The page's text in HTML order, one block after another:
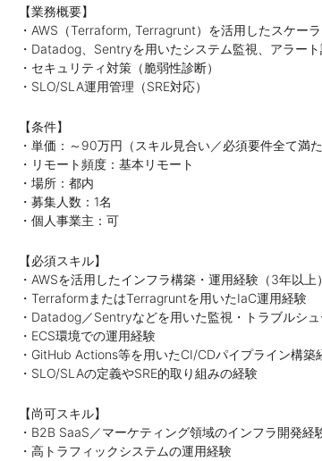
【業務概要】
・AWS（Terraform, Terragrunt）を活用したスケー
・Datadog、Sentryを用いたシステム監視、アラー
・セキュリティ対策（脆弱性診断）
・SLO/SLA運用管理（SRE対応）
【条件】
・単価：～90万円（スキル見合い／必須要件全て満
・リモート頻度：基本リモート
・場所：都内
・募集人数：1名
・個人事業主：可
【必須スキル】
・AWSを活用したインフラ構築・運用経験（3年以上）
・TerraformまたはTerragruntを用いたIaC運用経験
・Datadog／Sentryなどを用いた監視・トラブルシ
・ECS環境での運用経験
・GitHub Actions等を用いたCI/CDパイプライン構築
・SLO/SLAの定義やSRE的取り組みの経験
【尚可スキル】
・B2B SaaS／マーケティング領域のインフラ開発経
・高トラフィックシステムの運用経験